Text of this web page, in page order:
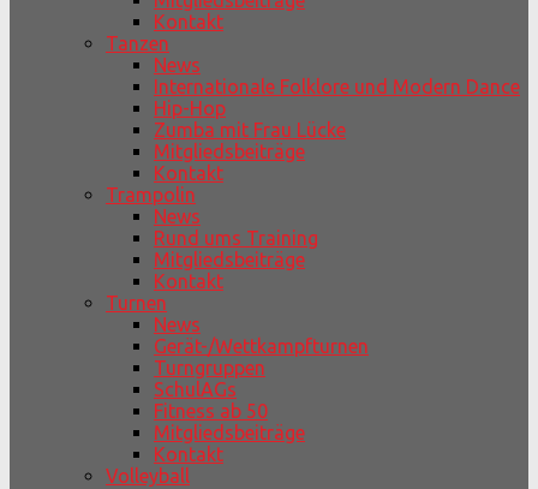
Kontakt
Tanzen
News
Internationale Folklore und Modern Dance
Hip-Hop
Zumba mit Frau Lücke
Mitgliedsbeiträge
Kontakt
Trampolin
News
Rund ums Training
Mitgliedsbeiträge
Kontakt
Turnen
News
Gerät-/Wettkampfturnen
Turngruppen
SchulAGs
Fitness ab 50
Mitgliedsbeiträge
Kontakt
Volleyball